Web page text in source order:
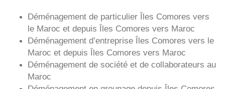
Déménagement de particulier Îles Comores vers
le Maroc et depuis Îles Comores vers Maroc
Déménagement d’entreprise Îles Comores vers le
Maroc et depuis Îles Comores vers Maroc
Déménagement de société et de collaborateurs au
Maroc